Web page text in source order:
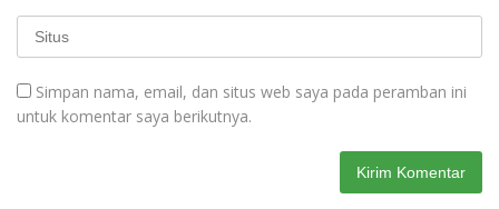
Simpan nama, email, dan situs web saya pada peramban ini
untuk komentar saya berikutnya.